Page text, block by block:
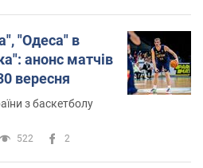
"Одеса" в
анонс матчів
вересня
з баскетболу
522 2